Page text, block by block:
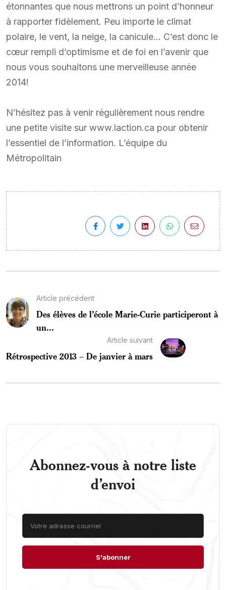
étonnantes que nous mettrons un point d’honneur
à rapporter fidèlement. Peu importe le climat
polaire, le vent, la neige, la canicule… C’est donc le
cœur rempli d’optimisme et de foi en l’avenir que
nous vous souhaitons une merveilleuse année
2014!
N’hésitez pas à venir régulièrement nous rendre
une petite visite sur www.laction.ca pour obtenir
l’essentiel de l’information. L’équipe du
Métropolitain
Article précédent
Des élèves de l’école Marie-Curie participeront à
un...
Article suivant
Rétrospective 2013 – De janvier à mars
Abonnez-vous à notre liste
d’envoi